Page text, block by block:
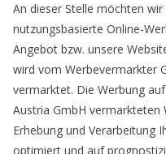
An dieser Stelle möchten
nutzungsbasierte Online-
Angebot bzw. unsere
wird vom Werbevermarkter
vermarktet. Die Werbung
Austria GmbH vermarkteten
Erhebung und Verarbeitung
optimiert und auf